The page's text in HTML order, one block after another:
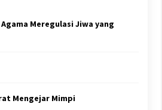
Agama Meregulasi Jiwa yang
Mengejar Mimpi